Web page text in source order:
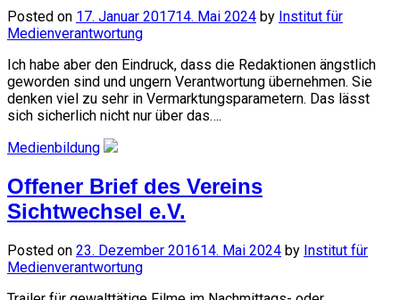
Posted on 17. Januar 201714. Mai 2024 by Institut für
Medienverantwortung
Ich habe aber den Eindruck, dass die Redaktionen ängstlich
geworden sind und ungern Verantwortung übernehmen. Sie
denken viel zu sehr in Vermarktungsparametern. Das lässt
sich sicherlich nicht nur über das….
Medienbildung
Offener Brief des Vereins
Sichtwechsel e.V.
Posted on 23. Dezember 201614. Mai 2024 by Institut für
Medienverantwortung